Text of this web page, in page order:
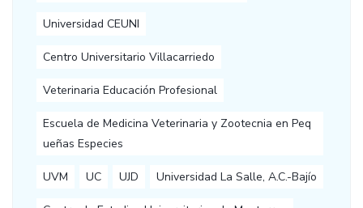
Universidad CEUNI
Centro Universitario Villacarriedo
Veterinaria Educación Profesional
Escuela de Medicina Veterinaria y Zootecnia en Peq
ueñas Especies
UVM UC UJD Universidad La Salle, A.C.-Bajío